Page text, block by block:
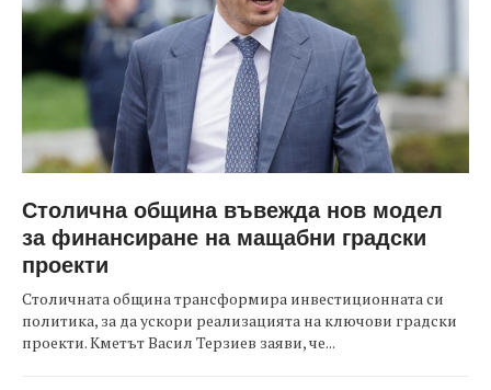
Столична община въвежда нов модел
за финансиране на мащабни градски
проекти
Столичната община трансформира инвестиционната си
политика, за да ускори реализацията на ключови градски
проекти. Кметът Васил Терзиев заяви, че...